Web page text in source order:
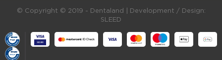
© Copyright © 2019 - Dentaland |
Development / Design:
SLEED